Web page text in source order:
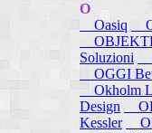
O
Oasiq
Soluzioni
OGGI
Okholm
Design
Kessler